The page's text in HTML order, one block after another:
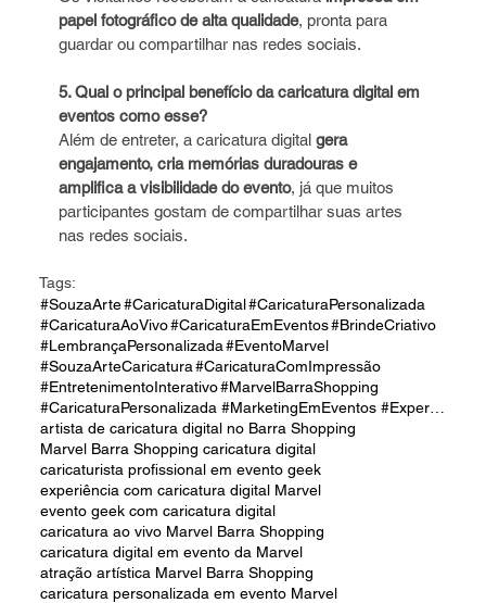
papel fotográfico de alta qualidade, pronta para
guardar ou compartilhar nas redes sociais.
5. Qual o principal benefício da caricatura digital em
eventos como esse?
Além de entreter, a caricatura digital gera
engajamento, cria memórias duradouras e
amplifica a visibilidade do evento, já que muitos
participantes gostam de compartilhar suas artes
nas redes sociais.
Tags:
#SouzaArte#CaricaturaDigital#CaricaturaPersonalizada
#CaricaturaAoVivo#CaricaturaEmEventos#BrindeCriativo
#LembrançaPersonalizada#EventoMarvel
#SouzaArteCaricatura#CaricaturaComImpressão
#EntretenimentoInterativo#MarvelBarraShopping
#CaricaturaPersonalizada #MarketingEmEventos #ExperiênciaInesquecível #SouzaArte
artista de caricatura digital no Barra Shopping
Marvel Barra Shopping caricatura digital
caricaturista profissional em evento geek
experiência com caricatura digital Marvel
evento geek com caricatura digital
caricatura ao vivo Marvel Barra Shopping
caricatura digital em evento da Marvel
atração artística Marvel Barra Shopping
caricatura personalizada em evento Marvel